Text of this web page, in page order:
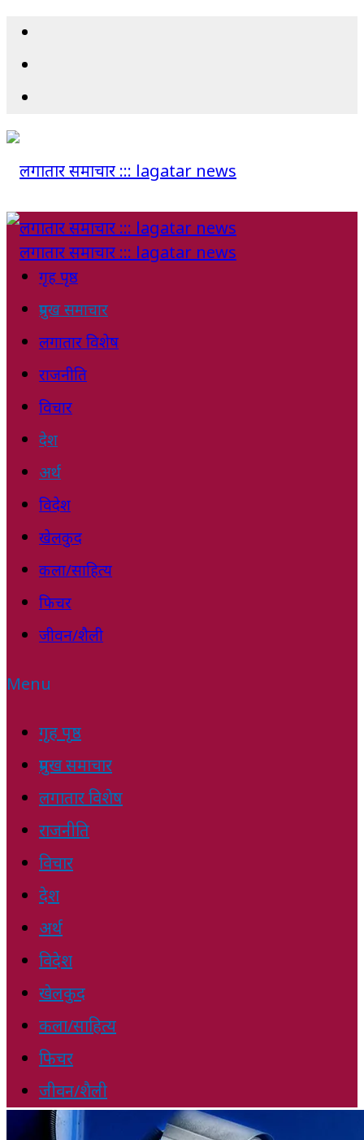
गृह पृष्ठ
प्रमुख समाचार
लगातार विशेष
राजनीति
विचार
देश
अर्थ
विदेश
खेलकुद
कला/साहित्य
फिचर
जीवन/शैली
Menu
गृह पृष्ठ
प्रमुख समाचार
लगातार विशेष
राजनीति
विचार
देश
अर्थ
विदेश
खेलकुद
कला/साहित्य
फिचर
जीवन/शैली